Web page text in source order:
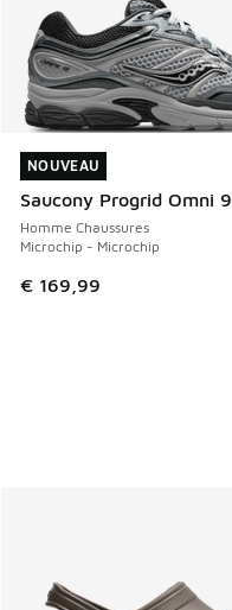
NOUVEAU
Saucony Progrid Omni 9
Homme Chaussures
Microchip - Microchip
€ 169,99
NOUVEAU